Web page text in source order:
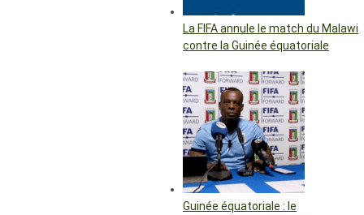
La FIFA annule le match du Malawi
contre la Guinée équatoriale
Guinée équatoriale : le